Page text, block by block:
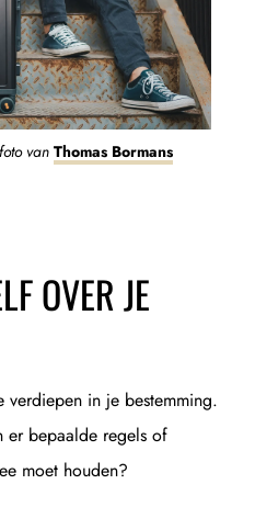
van Thomas Bormans
OVER JE
verdiepen in je bestemming.
er bepaalde regels of
moet houden?